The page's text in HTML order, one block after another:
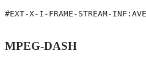
MPEG-DASH